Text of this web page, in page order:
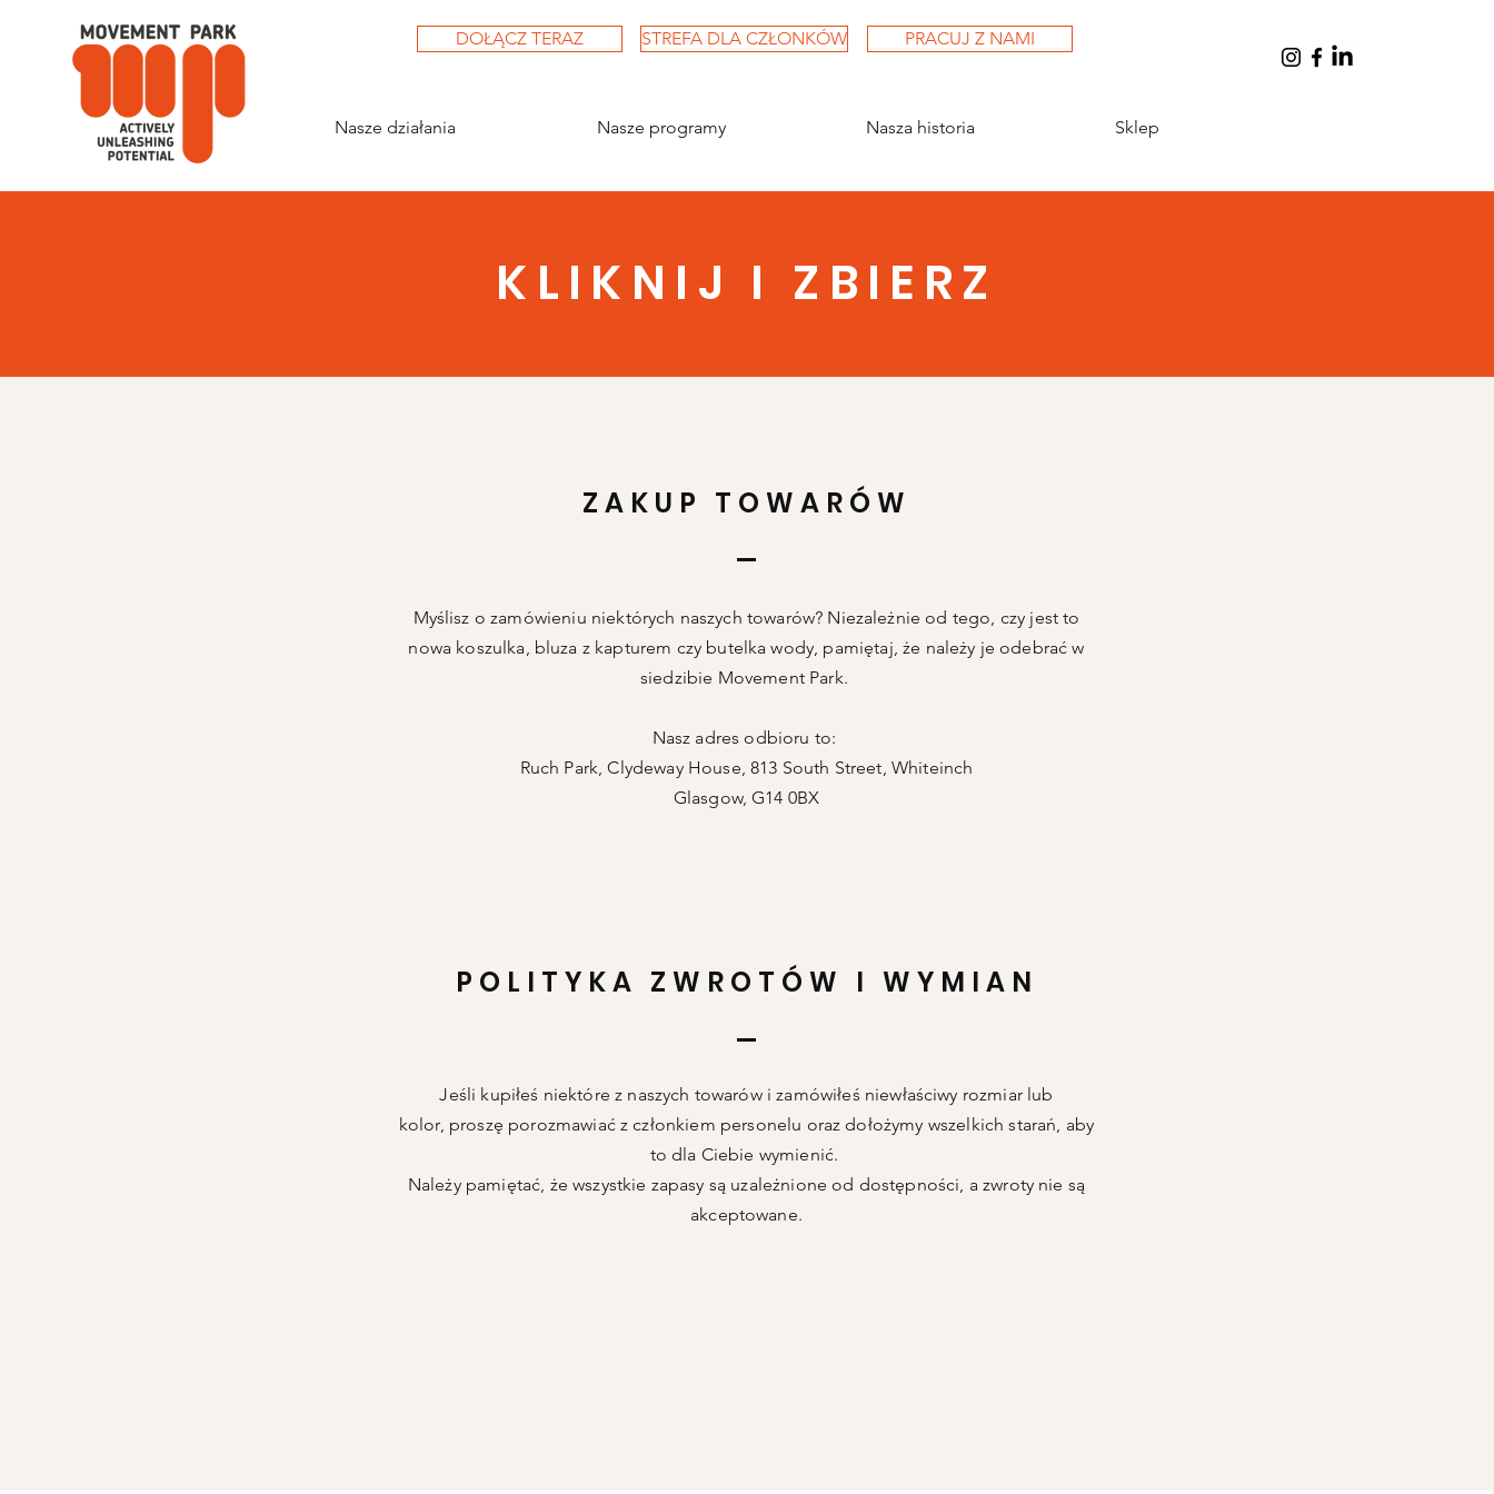
DOŁĄCZ TERAZ STREFA DLA CZŁONKÓW PRACUJ Z NAMI
Nasze działania Nasze programy Nasza historia Sklep
KLIKNIJ I ZBIERZ
ZAKUP TOWARÓW
Myślisz o zamówieniu niektórych naszych towarów? Niezależnie od tego, czy jest to
nowa koszulka, bluza z kapturem czy butelka wody, pamiętaj, że należy je odebrać w
siedzibie Movement Park.
Nasz adres odbioru to:
Ruch Park, Clydeway House, 813 South Street, Whiteinch
Glasgow, G14 0BX
POLITYKA ZWROTÓW I WYMIAN
Jeśli kupiłeś niektóre z naszych towarów i zamówiłeś niewłaściwy rozmiar lub
kolor, proszę porozmawiać z członkiem personelu oraz dołożymy wszelkich starań, aby
to dla Ciebie wymienić.
Należy pamiętać, że wszystkie zapasy są uzależnione od dostępności, a zwroty nie są
akceptowane.